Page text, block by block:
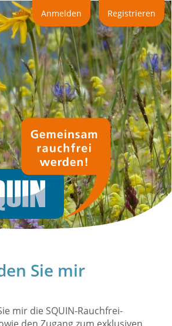
Anmelden Registrieren
Sie mir
mir die SQUIN-Rauchfrei-